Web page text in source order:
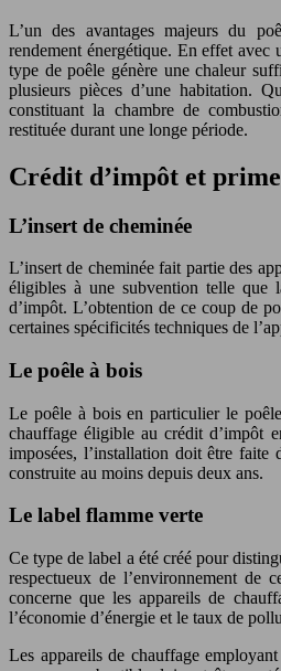
L’un des avantages majeurs du
rendement énergétique. En effet avec
type de poêle génère une chaleur
plusieurs pièces d’une habitation.
constituant la chambre de
restituée durant une longe période.
Crédit d’impôt et
L’insert de cheminée
L’insert de cheminée fait partie des
éligibles à une subvention telle que
d’impôt. L’obtention de ce coup de
certaines spécificités techniques de
Le poêle à bois
Le poêle à bois en particulier le
chauffage éligible au crédit d’impôt
imposées, l’installation doit être faite
construite au moins depuis deux ans.
Le label flamme verte
Ce type de label a été créé pour
respectueux de l’environnement
concerne que les appareils de
l’économie d’énergie et le taux de
Les appareils de chauffage